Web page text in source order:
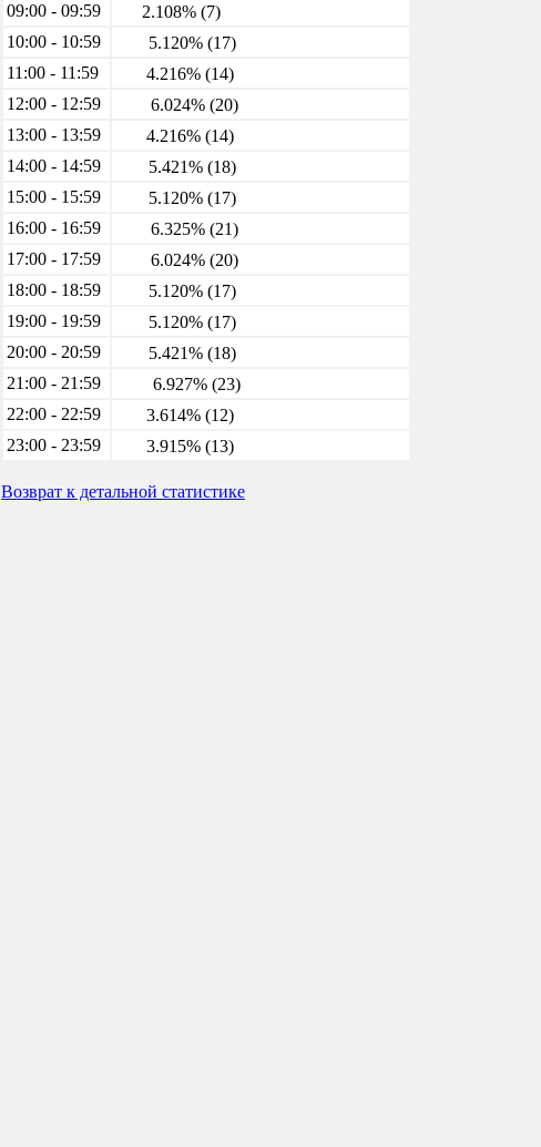
09:00 - 09:59
2.108% (7)
10:00 - 10:59
5.120% (17)
11:00 - 11:59
4.216% (14)
12:00 - 12:59
6.024% (20)
13:00 - 13:59
4.216% (14)
14:00 - 14:59
5.421% (18)
15:00 - 15:59
5.120% (17)
16:00 - 16:59
6.325% (21)
17:00 - 17:59
6.024% (20)
18:00 - 18:59
5.120% (17)
19:00 - 19:59
5.120% (17)
20:00 - 20:59
5.421% (18)
21:00 - 21:59
6.927% (23)
22:00 - 22:59
3.614% (12)
23:00 - 23:59
3.915% (13)
Возврат к детальной статистике